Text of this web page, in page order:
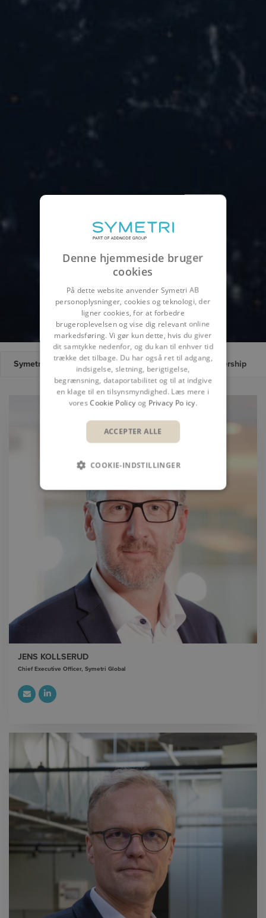
Symetri Global Leadership Symetri Europe Leadership
JENS KOLLSERUD
Chief Executive Officer, Symetri Global
Denne hjemmeside bruger
cookies
På dette website anvender Symetri AB
personoplysninger, cookies og teknologi, der
ligner cookies, for at forbedre
brugeroplevelsen og vise dig relevant online
markedsføring. Vi gør kun dette, hvis du giver
dit samtykke nedenfor, og du kan til enhver tid
trække det tilbage. Du har også ret til adgang,
indsigelse, sletning, berigtigelse,
begrænsning, dataportabilitet og til at indgive
en klage til en tilsynsmyndighed. Læs mere i
voresCookie Policyog Privacy Policy.
ACCEPTER ALLE
COOKIE-INDSTILLINGER